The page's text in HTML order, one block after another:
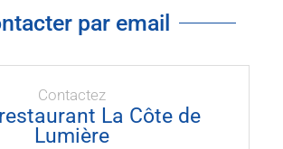
par email
Contactez
La Côte de
Lumière